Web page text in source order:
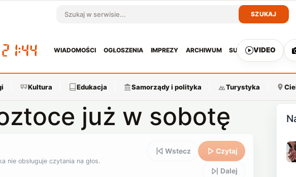
Szukaj w serwisie
SZUKAJ
21:44
WIADOMOŚCI OGŁOSZENIA IMPREZY ARCHIWUM SUBSKRYPCJA
VIDEO
Kultura Edukacja Samorządy i polityka Turystyka
już w sobotę
nie obsługuje czytania na głos.
Wstecz Czytaj
Dalej